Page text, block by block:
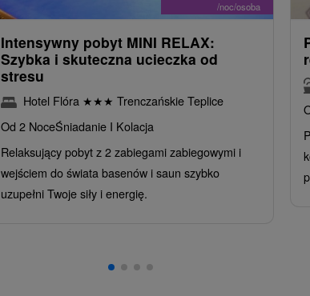
/noc/osoba
Intensywny pobyt MINI RELAX:
Szybka i skuteczna ucieczka od
stresu
Hotel Flóra ★★★ Trenczańskie Teplice
Od 2 NoceŚniadanie I Kolacja
Relaksujący pobyt z 2 zabiegami zabiegowymi i
wejściem do świata basenów i saun szybko
uzupełni Twoje siły i energię.